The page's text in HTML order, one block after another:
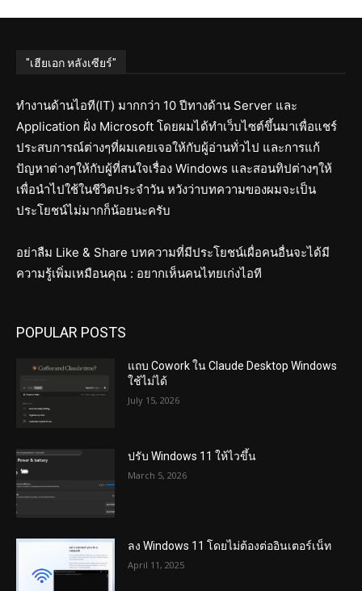
"เฮียเอก หลังเซียร์"
ทำงานด้านไอที(IT) มากกว่า 10 ปีทางด้าน Server และ
Application ฝั่ง Microsoft โดยผมได้ทำเว็บไซต์ขึ้นมาเพื่อแชร์
ประสบการณ์ต่างๆที่ผมเคยเจอให้กับผู้อ่านทั่วไป และการแก้
ปัญหาต่างๆให้กับผู้ที่สนใจเรื่อง Windows และสอนทิปต่างๆให้
เพื่อนำไปใช้ในชีวิตประจำวัน หวังว่าบทความของผมจะเป็น
ประโยชน์ไม่มากก็น้อยนะครับ
อย่าลืม Like & Share บทความที่มีประโยชน์เผื่อคนอื่นจะได้มี
ความรู้เพิ่มเหมือนคุณ : อยากเห็นคนไทยเก่งไอที
POPULAR POSTS
แถบ Cowork ใน Claude Desktop Windows
ใช้ไม่ได้
July 15, 2026
ปรับ Windows 11 ให้ไวขึ้น
March 5, 2026
ลง Windows 11 โดยไม่ต้องต่ออินเตอร์เน็ท
April 11, 2025